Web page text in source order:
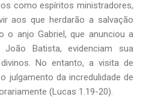
como espíritos ministradores,
aos que herdarão a salvação
o anjo Gabriel, que anunciou a
Batista, evidenciam sua
No entanto, a visita de
julgamento da incredulidade de
(Lucas 1.19-20).